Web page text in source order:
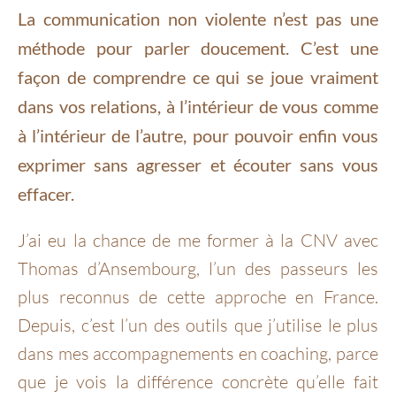
La communication non violente n’est pas une
méthode pour parler doucement. C’est une
façon de comprendre ce qui se joue vraiment
dans vos relations, à l’intérieur de vous comme
à l’intérieur de l’autre, pour pouvoir enfin vous
exprimer sans agresser et écouter sans vous
effacer.
J’ai eu la chance de me former à la CNV avec
Thomas d’Ansembourg, l’un des passeurs les
plus reconnus de cette approche en France.
Depuis, c’est l’un des outils que j’utilise le plus
dans mes accompagnements en coaching, parce
que je vois la différence concrète qu’elle fait